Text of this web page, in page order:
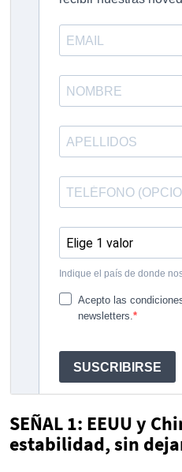
SEÑAL 1: EEUU y
estabilidad, sin